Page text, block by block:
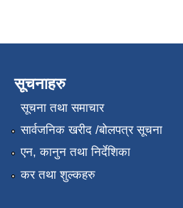
सूचनाहरु
सूचना तथा समाचार
सार्वजनिक खरीद /बोलपत्र सूचना
एन, कानुन तथा निर्देशिका
कर तथा शुल्कहरु